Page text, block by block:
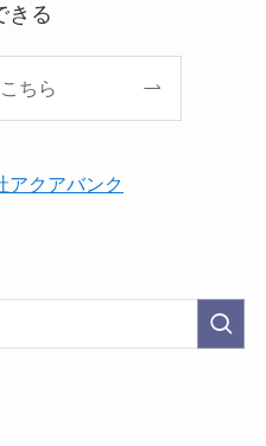
きる
ちら
アクアバンク